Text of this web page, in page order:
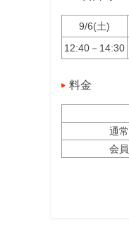
9/6(土)
12:40－14:30
料金
通常
会員